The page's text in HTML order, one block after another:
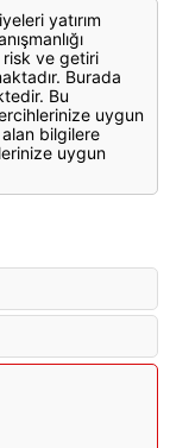
yatırım
risk ve getiri
Burada
Bu
uygun
bilgilere
uygun